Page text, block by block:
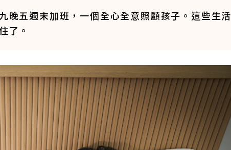
晚五週末加班，一個全心全意照顧孩子。這些生活
了。